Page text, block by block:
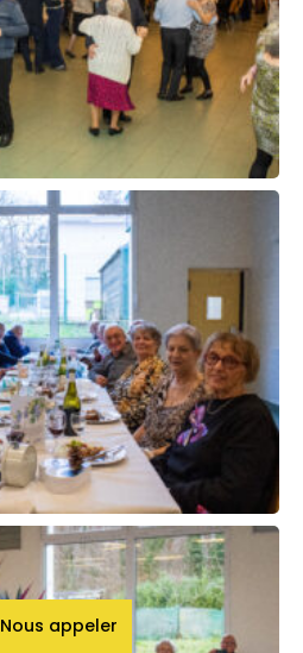
Nous appeler